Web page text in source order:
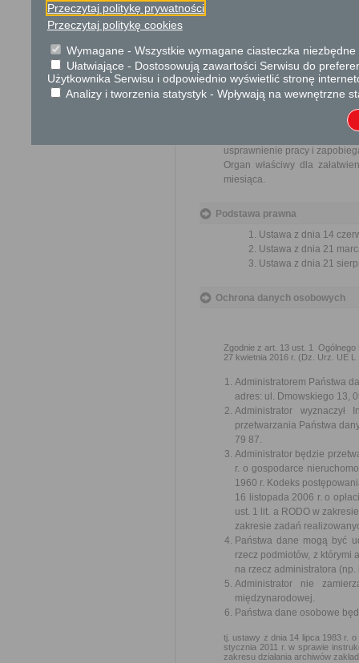
Skargi i wnioski
Przedmiotem skargi może
ich pracowników, naruszenie
usprawnienie pracy i
Organ właściwy dla
miesiąca.
Podstawa prawna
Ustawa z dnia 14
Ustawa z dnia 21
Ustawa z dnia 21
Ochrona danych osobowych
Zgodnie z art. 13 ust. 1
27 kwietnia 2016 r. (Dz. Urz. UE
Administratorem Państwa
adres: ul. Dmowskiego 13,
Administrator
przetwarzania Państwa
79 87.
Administrator będzie
r. o gospodarce
1960 r. Kodeks
16 listopada 2006 r. o
ust. 1 lit. a RODO w
zakresie zadań
Państwa dane mogą być
rzecz podmiotów, z którymi
na rzecz administratora
Administrator nie
międzynarodowej.
Państwa dane osobowe
tj. ustawy z dnia 14 lipca 1983 r.
stycznia 2011 r. w sprawie
zakresu działania archiwów
Przeczytaj politykę prywatności
Przeczytaj politykę cookies
Wymagane - Wszystkie wymagane ciasteczka
Ułatwiające - Dostosowują zawartości Serwisu do
Użytkownika Serwisu i odpowiednio wyświetlić stronę
Analizy i tworzenia statystyk - Wpływają na wewnętrzne